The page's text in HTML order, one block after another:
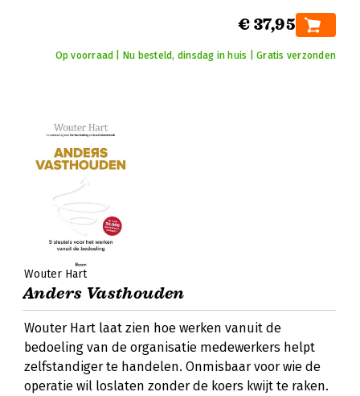
€ 37,95
Op voorraad | Nu besteld, dinsdag in huis | Gratis verzonden
Wouter Hart
Anders Vasthouden
Wouter Hart laat zien hoe werken vanuit de
bedoeling van de organisatie medewerkers helpt
zelfstandiger te handelen. Onmisbaar voor wie de
operatie wil loslaten zonder de koers kwijt te raken.